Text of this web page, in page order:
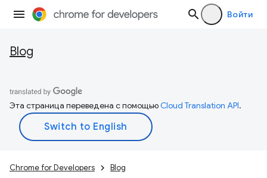
Войти
Blog
Эта страница переведена с помощьюCloud Translation API.
Chrome for Developers Blog